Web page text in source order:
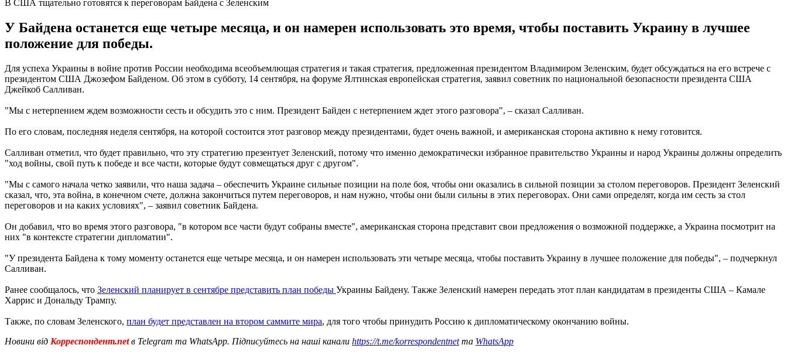
В США тщательно готовятся к переговорам Байдена с Зеленским
У Байдена останется еще четыре месяца, и он намерен использовать это время, чтобы поставить Украину в лучшее
положение для победы.
Для успеха Украины в войне против России необходима всеобъемлющая стратегия и такая стратегия, предложенная президентом Владимиром Зеленским, будет обсуждаться на его встрече с
президентом США Джозефом Байденом. Об этом в субботу, 14 сентября, на форуме Ялтинская европейская стратегия, заявил советник по национальной безопасности президента США
Джейкоб Салливан.
"Мы с нетерпением ждем возможности сесть и обсудить это с ним. Президент Байден с нетерпением ждет этого разговора", – сказал Салливан.
По его словам, последняя неделя сентября, на которой состоится этот разговор между президентами, будет очень важной, и американская сторона активно к нему готовится.
Салливан отметил, что будет правильно, что эту стратегию презентует Зеленский, потому что именно демократически избранное правительство Украины и народ Украины должны определить
"ход войны, свой путь к победе и все части, которые будут совмещаться друг с другом".
"Мы с самого начала четко заявили, что наша задача – обеспечить Украине сильные позиции на поле боя, чтобы они оказались в сильной позиции за столом переговоров. Президент Зеленский
сказал, что, эта война, в конечном счете, должна закончиться путем переговоров, и нам нужно, чтобы они были сильны в этих переговорах. Они сами определят, когда им сесть за стол
переговоров и на каких условиях", – заявил советник Байдена.
Он добавил, что во время этого разговора, "в котором все части будут собраны вместе", американская сторона представит свои предложения о возможной поддержке, а Украина посмотрит на
них "в контексте стратегии дипломатии".
"У президента Байдена к тому моменту останется еще четыре месяца, и он намерен использовать эти четыре месяца, чтобы поставить Украину в лучшее положение для победы", – подчеркнул
Салливан.
Ранее сообщалось, что Зеленский планирует в сентябре представить план победы Украины Байдену. Также Зеленский намерен передать этот план кандидатам в президенты США – Камале
Харрис и Дональду Трампу.
Также, по словам Зеленского, план будет представлен на втором саммите мира, для того чтобы принудить Россию к дипломатическому окончанию войны.
Новини від Корреспондент.netв Telegram та WhatsApp. Підписуйтесь на наші канали https://t.me/korrespondentnetта WhatsApp